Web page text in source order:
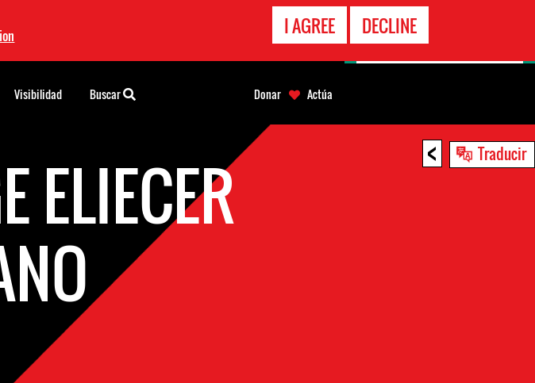
I AGREE DECLINE
< Traducir
ELIECER
Visibilidad Buscar Donar Actúa
EMERGENCIA